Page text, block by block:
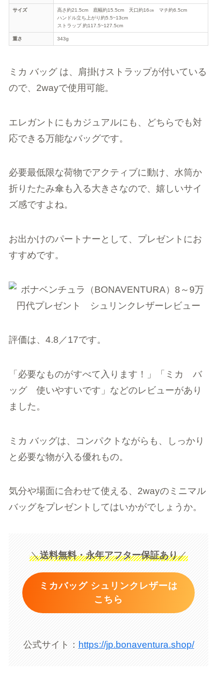
サイズ
高さ約21.5cm 底幅約15.5cm 天口約16㎝ マチ約6.5cm
ハンドル立ち上がり約5.5~13cm
ストラップ 約117.5~127.5cm
重さ 343g
ミカ バッグ は、肩掛けストラップが付いている
ので、2wayで使用可能。
エレガントにもカジュアルにも、どちらでも対
応できる万能なバッグです。
必要最低限な荷物でアクティブに動け、水筒か
折りたたみ傘も入る大きさなので、嬉しいサイ
ズ感ですよね。
お出かけのパートナーとして、プレゼントにお
すすめです。
評価は、4.8／17です。
「必要なものがすべて入ります！」「ミカ バ
ッグ 使いやすいです」などのレビューがあり
ました。
ミカ バッグは、コンパクトながらも、しっかり
と必要な物が入る優れもの。
気分や場面に合わせて使える、2wayのミニマル
バッグをプレゼントしてはいかがでしょうか。
＼送料無料・永年アフター保証あり／
ミカバッグ シュリンクレザーは
こちら
公式サイト： https://jp.bonaventura.shop/